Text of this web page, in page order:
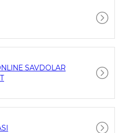
SAVDOLAR